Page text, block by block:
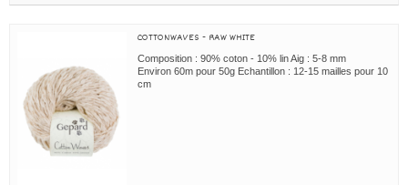
COTTONWAVES - RAW WHITE
Composition : 90% coton - 10% lin Aig : 5-8 mm
Environ 60m pour 50g Echantillon : 12-15 mailles pour 10
cm